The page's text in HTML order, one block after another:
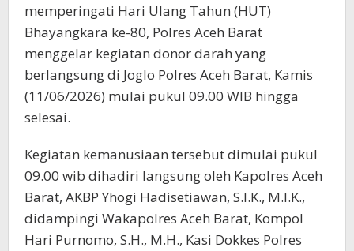
memperingati Hari Ulang Tahun (HUT)
Bhayangkara ke-80, Polres Aceh Barat
menggelar kegiatan donor darah yang
berlangsung di Joglo Polres Aceh Barat, Kamis
(11/06/2026) mulai pukul 09.00 WIB hingga
selesai.
Kegiatan kemanusiaan tersebut dimulai pukul
09.00 wib dihadiri langsung oleh Kapolres Aceh
Barat, AKBP Yhogi Hadisetiawan, S.I.K., M.I.K.,
didampingi Wakapolres Aceh Barat, Kompol
Hari Purnomo, S.H., M.H., Kasi Dokkes Polres